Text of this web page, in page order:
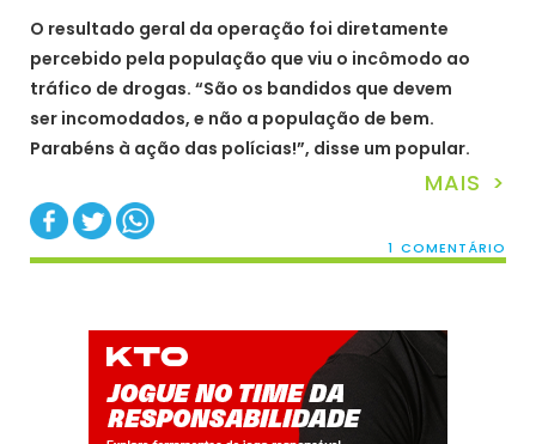
O resultado geral da operação foi diretamente
percebido pela população que viu o incômodo ao
tráfico de drogas. “São os bandidos que devem
ser incomodados, e não a população de bem.
Parabéns à ação das polícias!”, disse um popular.
MAIS >
1 COMENTÁRIO